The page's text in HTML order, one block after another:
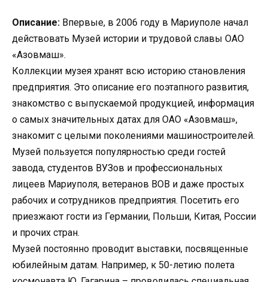
Описание: Впервые, в 2006 году в Мариуполе начал
действовать Музей истории и трудовой славы ОАО
«Азовмаш».
Коллекции музея хранят всю историю становления
предприятия. Это описание его поэтапного развития,
знакомство с выпускаемой продукцией, информация
о самых значительных датах для ОАО «Азовмаш»,
знакомит с целыми поколениями машиностроителей.
Музей пользуется популярностью среди гостей
завода, студентов ВУЗов и профессиональных
лицеев Мариуполя, ветеранов ВОВ и даже простых
рабочих и сотрудников предприятия. Посетить его
приезжают гости из Германии, Польши, Китая, России
и прочих стран.
Музей постоянно проводит выставки, посвященные
юбилейным датам. Например, к 50-летию полета